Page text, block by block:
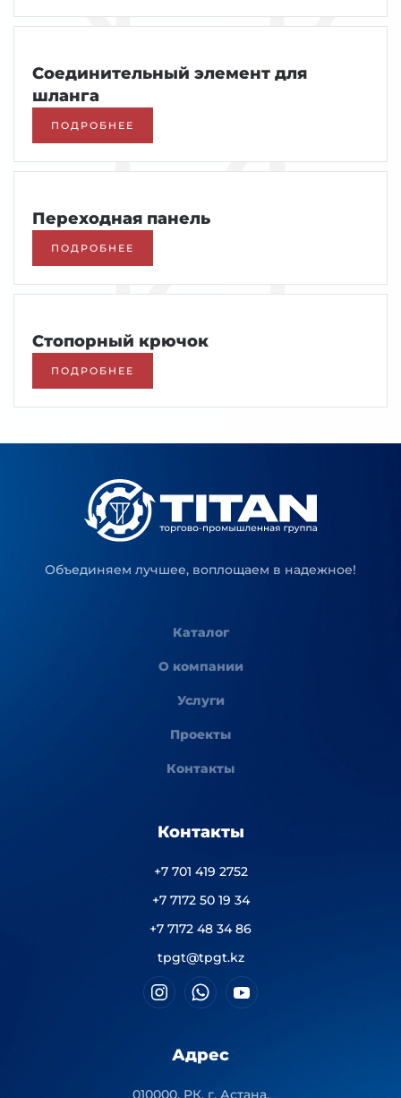
Соединительный элемент для
шланга
ПОДРОБНЕЕ
Переходная панель
ПОДРОБНЕЕ
Стопорный крючок
ПОДРОБНЕЕ
Объединяем лучшее, воплощаем в надежное!
Каталог
О компании
Услуги
Проекты
Контакты
Контакты
+7 701 419 2752
+7 7172 50 19 34
+7 7172 48 34 86
tpgt@tpgt.kz
Адрес
010000, РК, г. Астана,